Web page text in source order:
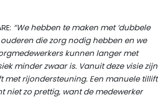
“We hebben te maken met ‘dubbele
die zorg nodig hebben en we
kunnen langer met
minder zwaar is. Vanuit deze visie zijn
rijondersteuning. Een manuele tillift
niet zo prettig, want de medewerker